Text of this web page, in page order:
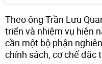
Theo ông Trần Lưu
triển và nhiệm vụ hiện
cần một bộ phận
chính sách, cơ chế đặc